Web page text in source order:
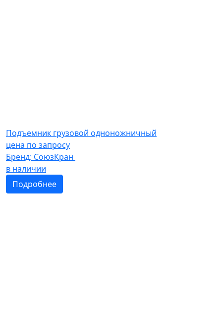
Подъемник грузовой одноножничный
цена по запросу
Бренд: СоюзКран
в наличии
Подробнее